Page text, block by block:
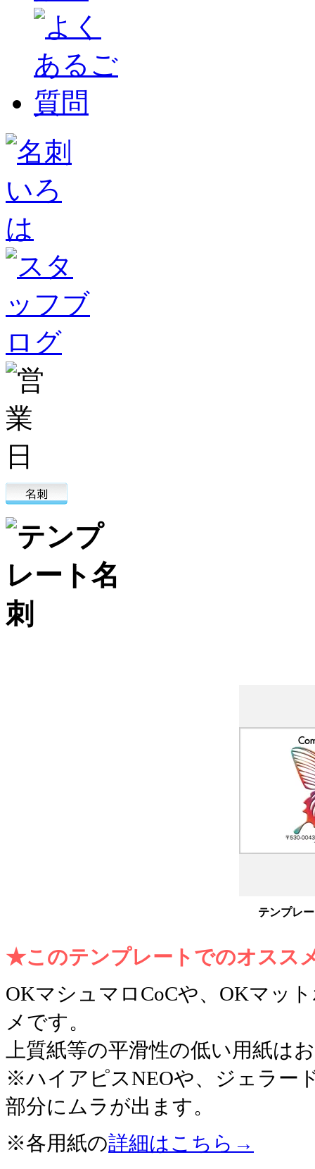
テンプレ
★このテンプレートでのオスス
OKマシュマロCoCや、OKマッ
メです。
上質紙等の平滑性の低い用紙は
※ハイアピスNEOや、ジェラー
部分にムラが出ます。
※各用紙の詳細はこちら→